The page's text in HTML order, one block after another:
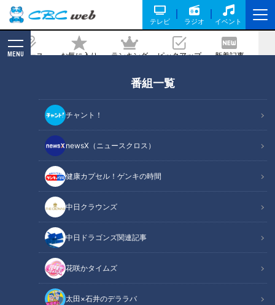
テレビ ラジオ イベント
ニュース お気に入り ランキング ピックアップ 新着記事
MENU
番組一覧
チャント！
newsX（ニュースクロス）
健康カプセル！ゲンキの時間
中日クラウンズ
中日ドラゴンズ関連記事
花咲かタイムズ
太田×石井のデララバ
るで海外リゾート！日本チャンピオン監
修の特製パエリアも
記事に戻る